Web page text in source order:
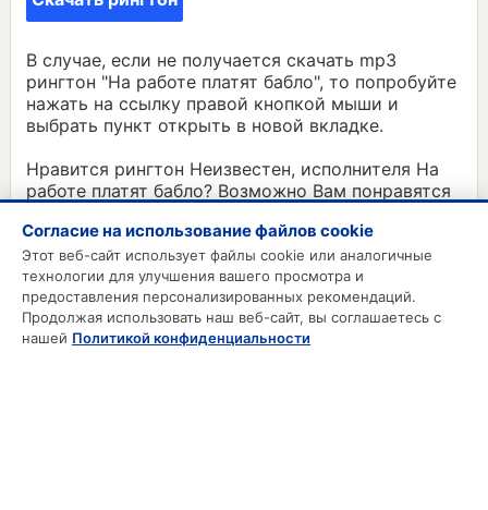
В случае, если не получается скачать mp3
рингтон "На работе платят бабло", то попробуйте
нажать на ссылку правой кнопкой мыши и
выбрать пункт открыть в новой вкладке.
Нравится рингтон Неизвестен, исполнителя На
работе платят бабло? Возможно Вам понравятся
Мама звонит, убирай бабло и сигареты
MP3 РИНГТОНЫ
Согласие на использование файлов cookie
Этот веб-сайт использует файлы cookie или аналогичные
технологии для улучшения вашего просмотра и
предоставления персонализированных рекомендаций.
Продолжая использовать наш веб-сайт, вы соглашаетесь с
нашей Политикой конфиденциальности